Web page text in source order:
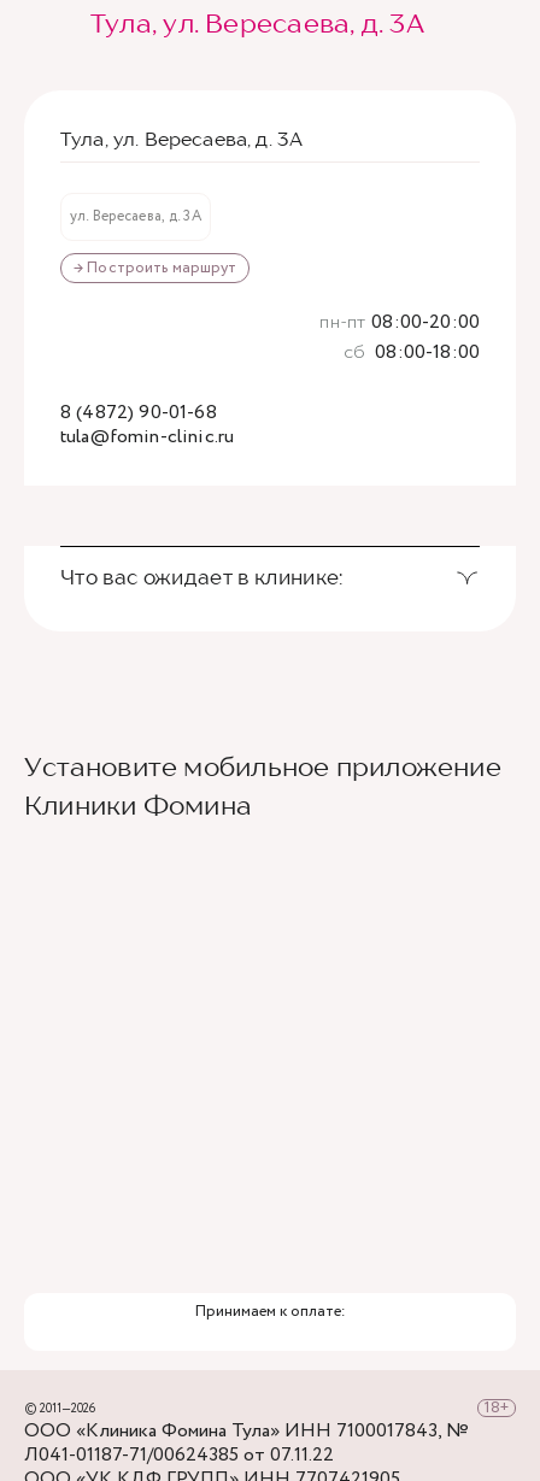
Тула, ул. Вересаева, д. 3А
Тула, ул. Вересаева, д. 3А
ул. Вересаева, д. 3А
→ Построить маршрут
tula@fomin-clinic.ru
8 (4872) 90-01-68
пн-пт 08:00-20:00
сб 08:00-18:00
Что вас ожидает в клинике:
Ведущие врачи региона
Установите мобильное приложение
Клиники Фомина
Принимаем к оплате:
© 2011—2026
ООО «Клиника Фомина Тула» ИНН 7100017843, №
Л041-01187-71/00624385 от 07.11.22